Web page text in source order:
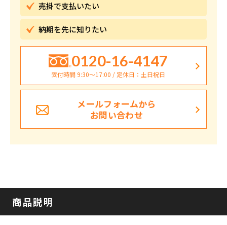
売掛で支払いたい
納期を先に知りたい
0120-16-4147
受付時間 9:30〜17:00 / 定休日：土日祝日
メールフォームから
お問い合わせ
商品説明